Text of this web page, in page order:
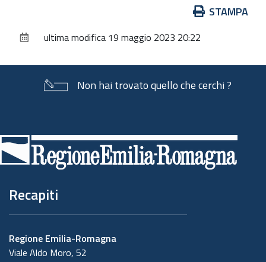
documento
STAMPA
ultima modifica 19 maggio 2023 20:22
Non hai trovato quello che cerchi ?
di
pagina
Recapiti
Regione Emilia-Romagna
Viale Aldo Moro, 52